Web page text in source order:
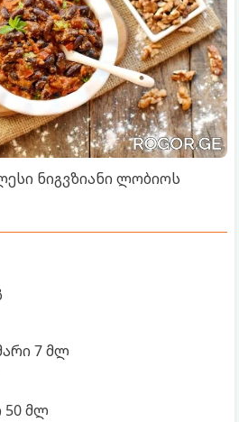
ნიგვზიანი ლობიოს
7 მლ
50 მლ